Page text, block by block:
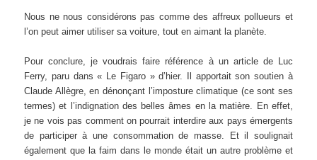
Nous ne nous considérons pas comme des affreux pollueurs et
l’on peut aimer utiliser sa voiture, tout en aimant la planète.
Pour conclure, je voudrais faire référence à un article de Luc
Ferry, paru dans « Le Figaro » d’hier. Il apportait son soutien à
Claude Allègre, en dénonçant l’imposture climatique (ce sont ses
termes) et l’indignation des belles âmes en la matière. En effet,
je ne vois pas comment on pourrait interdire aux pays émergents
de participer à une consommation de masse. Et il soulignait
également que la faim dans le monde était un autre problème et